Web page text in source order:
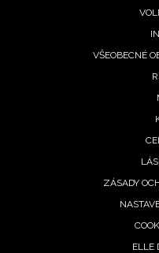
Přihlášením k
podmínkami
potvrzujete, že jste se
VŠEOBECNÉ
ZÁSADY
ELLE